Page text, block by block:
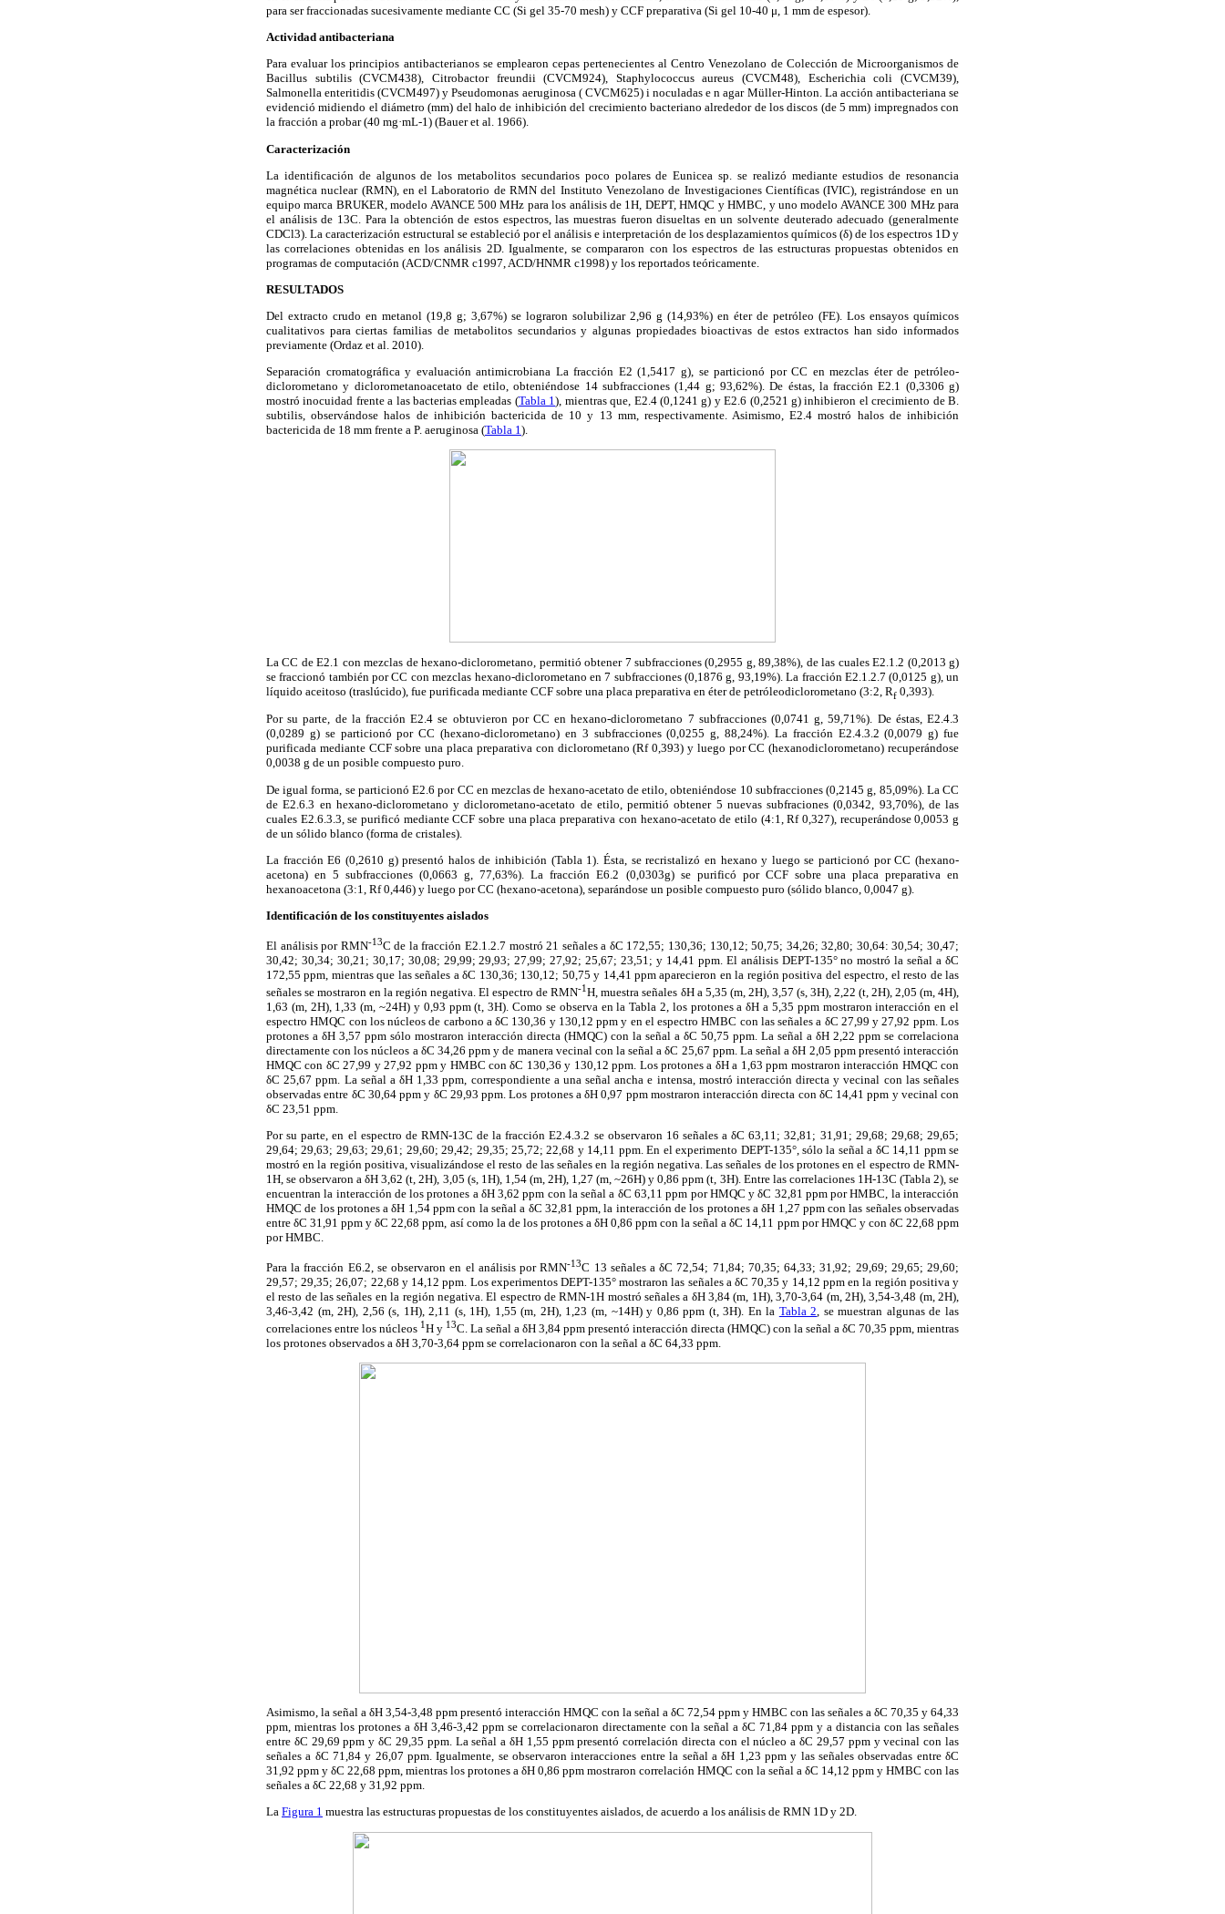
para ser fraccionadas sucesivamente mediante CC (Si gel 35-70 mesh) y CCF preparativa (Si gel 10-40 μ, 1 mm de espesor).
Actividad antibacteriana
Para evaluar los principios antibacterianos se emplearon cepas pertenecientes al Centro Venezolano de Colección de Microorganismos de
Bacillus subtilis (CVCM438), Citrobactor freundii (CVCM924), Staphylococcus aureus (CVCM48), Escherichia coli (CVCM39),
Salmonella enteritidis (CVCM497) y Pseudomonas aeruginosa ( CVCM625) i noculadas e n agar Müller-Hinton. La acción antibacteriana se
evidenció midiendo el diámetro (mm) del halo de inhibición del crecimiento bacteriano alrededor de los discos (de 5 mm) impregnados con
la fracción a probar (40 mg·mL-1) (Bauer et al. 1966).
Caracterización
La identificación de algunos de los metabolitos secundarios poco polares de Eunicea sp. se realizó mediante estudios de resonancia
magnética nuclear (RMN), en el Laboratorio de RMN del Instituto Venezolano de Investigaciones Científicas (IVIC), registrándose en un
equipo marca BRUKER, modelo AVANCE 500 MHz para los análisis de 1H, DEPT, HMQC y HMBC, y uno modelo AVANCE 300 MHz para
el análisis de 13C. Para la obtención de estos espectros, las muestras fueron disueltas en un solvente deuterado adecuado (generalmente
CDCl3). La caracterización estructural se estableció por el análisis e interpretación de los desplazamientos químicos (δ) de los espectros 1D y
las correlaciones obtenidas en los análisis 2D. Igualmente, se compararon con los espectros de las estructuras propuestas obtenidos en
programas de computación (ACD/CNMR c1997, ACD/HNMR c1998) y los reportados teóricamente.
RESULTADOS
Del extracto crudo en metanol (19,8 g; 3,67%) se lograron solubilizar 2,96 g (14,93%) en éter de petróleo (FE). Los ensayos químicos
cualitativos para ciertas familias de metabolitos secundarios y algunas propiedades bioactivas de estos extractos han sido informados
previamente (Ordaz et al. 2010).
Separación cromatográfica y evaluación antimicrobiana La fracción E2 (1,5417 g), se particionó por CC en mezclas éter de petróleo-
diclorometano y diclorometanoacetato de etilo, obteniéndose 14 subfracciones (1,44 g; 93,62%). De éstas, la fracción E2.1 (0,3306 g)
mostró inocuidad frente a las bacterias empleadas (Tabla 1), mientras que, E2.4 (0,1241 g) y E2.6 (0,2521 g) inhibieron el crecimiento de B.
subtilis, observándose halos de inhibición bactericida de 10 y 13 mm, respectivamente. Asimismo, E2.4 mostró halos de inhibición
bactericida de 18 mm frente a P. aeruginosa (Tabla 1).
La CC de E2.1 con mezclas de hexano-diclorometano, permitió obtener 7 subfracciones (0,2955 g, 89,38%), de las cuales E2.1.2 (0,2013 g)
se fraccionó también por CC con mezclas hexano-diclorometano en 7 subfracciones (0,1876 g, 93,19%). La fracción E2.1.2.7 (0,0125 g), un
líquido aceitoso (traslúcido), fue purificada mediante CCF sobre una placa preparativa en éter de petróleodiclorometano (3:2, Rf 0,393).
Por su parte, de la fracción E2.4 se obtuvieron por CC en hexano-diclorometano 7 subfracciones (0,0741 g, 59,71%). De éstas, E2.4.3
(0,0289 g) se particionó por CC (hexano-diclorometano) en 3 subfracciones (0,0255 g, 88,24%). La fracción E2.4.3.2 (0,0079 g) fue
purificada mediante CCF sobre una placa preparativa con diclorometano (Rf 0,393) y luego por CC (hexanodiclorometano) recuperándose
0,0038 g de un posible compuesto puro.
De igual forma, se particionó E2.6 por CC en mezclas de hexano-acetato de etilo, obteniéndose 10 subfracciones (0,2145 g, 85,09%). La CC
de E2.6.3 en hexano-diclorometano y diclorometano-acetato de etilo, permitió obtener 5 nuevas subfraciones (0,0342, 93,70%), de las
cuales E2.6.3.3, se purificó mediante CCF sobre una placa preparativa con hexano-acetato de etilo (4:1, Rf 0,327), recuperándose 0,0053 g
de un sólido blanco (forma de cristales).
La fracción E6 (0,2610 g) presentó halos de inhibición (Tabla 1). Ésta, se recristalizó en hexano y luego se particionó por CC (hexano-
acetona) en 5 subfracciones (0,0663 g, 77,63%). La fracción E6.2 (0,0303g) se purificó por CCF sobre una placa preparativa en
hexanoacetona (3:1, Rf 0,446) y luego por CC (hexano-acetona), separándose un posible compuesto puro (sólido blanco, 0,0047 g).
Identificación de los constituyentes aislados
El análisis por RMN-13C de la fracción E2.1.2.7 mostró 21 señales a δC 172,55; 130,36; 130,12; 50,75; 34,26; 32,80; 30,64: 30,54; 30,47;
30,42; 30,34; 30,21; 30,17; 30,08; 29,99; 29,93; 27,99; 27,92; 25,67; 23,51; y 14,41 ppm. El análisis DEPT-135° no mostró la señal a δC
172,55 ppm, mientras que las señales a δC 130,36; 130,12; 50,75 y 14,41 ppm aparecieron en la región positiva del espectro, el resto de las
señales se mostraron en la región negativa. El espectro de RMN-1H, muestra señales δH a 5,35 (m, 2H), 3,57 (s, 3H), 2,22 (t, 2H), 2,05 (m, 4H),
1,63 (m, 2H), 1,33 (m, ~24H) y 0,93 ppm (t, 3H). Como se observa en la Tabla 2, los protones a δH a 5,35 ppm mostraron interacción en el
espectro HMQC con los núcleos de carbono a δC 130,36 y 130,12 ppm y en el espectro HMBC con las señales a δC 27,99 y 27,92 ppm. Los
protones a δH 3,57 ppm sólo mostraron interacción directa (HMQC) con la señal a δC 50,75 ppm. La señal a δH 2,22 ppm se correlaciona
directamente con los núcleos a δC 34,26 ppm y de manera vecinal con la señal a δC 25,67 ppm. La señal a δH 2,05 ppm presentó interacción
HMQC con δC 27,99 y 27,92 ppm y HMBC con δC 130,36 y 130,12 ppm. Los protones a δH a 1,63 ppm mostraron interacción HMQC con
δC 25,67 ppm. La señal a δH 1,33 ppm, correspondiente a una señal ancha e intensa, mostró interacción directa y vecinal con las señales
observadas entre δC 30,64 ppm y δC 29,93 ppm. Los protones a δH 0,97 ppm mostraron interacción directa con δC 14,41 ppm y vecinal con
δC 23,51 ppm.
Por su parte, en el espectro de RMN-13C de la fracción E2.4.3.2 se observaron 16 señales a δC 63,11; 32,81; 31,91; 29,68; 29,68; 29,65;
29,64; 29,63; 29,63; 29,61; 29,60; 29,42; 29,35; 25,72; 22,68 y 14,11 ppm. En el experimento DEPT-135°, sólo la señal a δC 14,11 ppm se
mostró en la región positiva, visualizándose el resto de las señales en la región negativa. Las señales de los protones en el espectro de RMN-
1H, se observaron a δH 3,62 (t, 2H), 3,05 (s, 1H), 1,54 (m, 2H), 1,27 (m, ~26H) y 0,86 ppm (t, 3H). Entre las correlaciones 1H-13C (Tabla 2), se
encuentran la interacción de los protones a δH 3,62 ppm con la señal a δC 63,11 ppm por HMQC y δC 32,81 ppm por HMBC, la interacción
HMQC de los protones a δH 1,54 ppm con la señal a δC 32,81 ppm, la interacción de los protones a δH 1,27 ppm con las señales observadas
entre δC 31,91 ppm y δC 22,68 ppm, así como la de los protones a δH 0,86 ppm con la señal a δC 14,11 ppm por HMQC y con δC 22,68 ppm
por HMBC.
Para la fracción E6.2, se observaron en el análisis por RMN-13C 13 señales a δC 72,54; 71,84; 70,35; 64,33; 31,92; 29,69; 29,65; 29,60;
29,57; 29,35; 26,07; 22,68 y 14,12 ppm. Los experimentos DEPT-135° mostraron las señales a δC 70,35 y 14,12 ppm en la región positiva y
el resto de las señales en la región negativa. El espectro de RMN-1H mostró señales a δH 3,84 (m, 1H), 3,70-3,64 (m, 2H), 3,54-3,48 (m, 2H),
3,46-3,42 (m, 2H), 2,56 (s, 1H), 2,11 (s, 1H), 1,55 (m, 2H), 1,23 (m, ~14H) y 0,86 ppm (t, 3H). En la Tabla 2 , se muestran algunas de las
correlaciones entre los núcleos 1H y 13C. La señal a δH 3,84 ppm presentó interacción directa (HMQC) con la señal a δC 70,35 ppm, mientras
los protones observados a δH 3,70-3,64 ppm se correlacionaron con la señal a δC 64,33 ppm.
Asimismo, la señal a δH 3,54-3,48 ppm presentó interacción HMQC con la señal a δC 72,54 ppm y HMBC con las señales a δC 70,35 y 64,33
ppm, mientras los protones a δH 3,46-3,42 ppm se correlacionaron directamente con la señal a δC 71,84 ppm y a distancia con las señales
entre δC 29,69 ppm y δC 29,35 ppm. La señal a δH 1,55 ppm presentó correlación directa con el núcleo a δC 29,57 ppm y vecinal con las
señales a δC 71,84 y 26,07 ppm. Igualmente, se observaron interacciones entre la señal a δH 1,23 ppm y las señales observadas entre δC
31,92 ppm y δC 22,68 ppm, mientras los protones a δH 0,86 ppm mostraron correlación HMQC con la señal a δC 14,12 ppm y HMBC con las
señales a δC 22,68 y 31,92 ppm.
La Figura 1 muestra las estructuras propuestas de los constituyentes aislados, de acuerdo a los análisis de RMN 1D y 2D.